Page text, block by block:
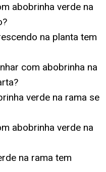
abobrinha verde na
na planta tem
com abobrinha na
verde na rama se
abobrinha verde na
na rama tem